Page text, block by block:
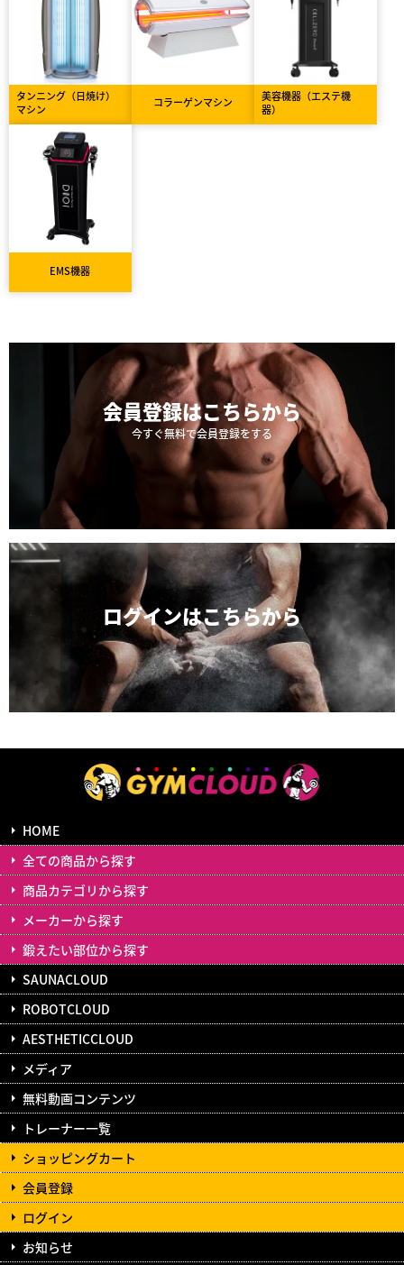
タンニング（日焼け）
マシン
コラーゲンマシン
美容機器（エステ機
器）
EMS機器
会員登録はこちらから
今すぐ無料で会員登録をする
ログインはこちらから
HOME
全ての商品から探す
商品カテゴリから探す
メーカーから探す
鍛えたい部位から探す
SAUNACLOUD
ROBOTCLOUD
AESTHETICCLOUD
メディア
無料動画コンテンツ
トレーナー一覧
ショッピングカート
会員登録
ログイン
お知らせ